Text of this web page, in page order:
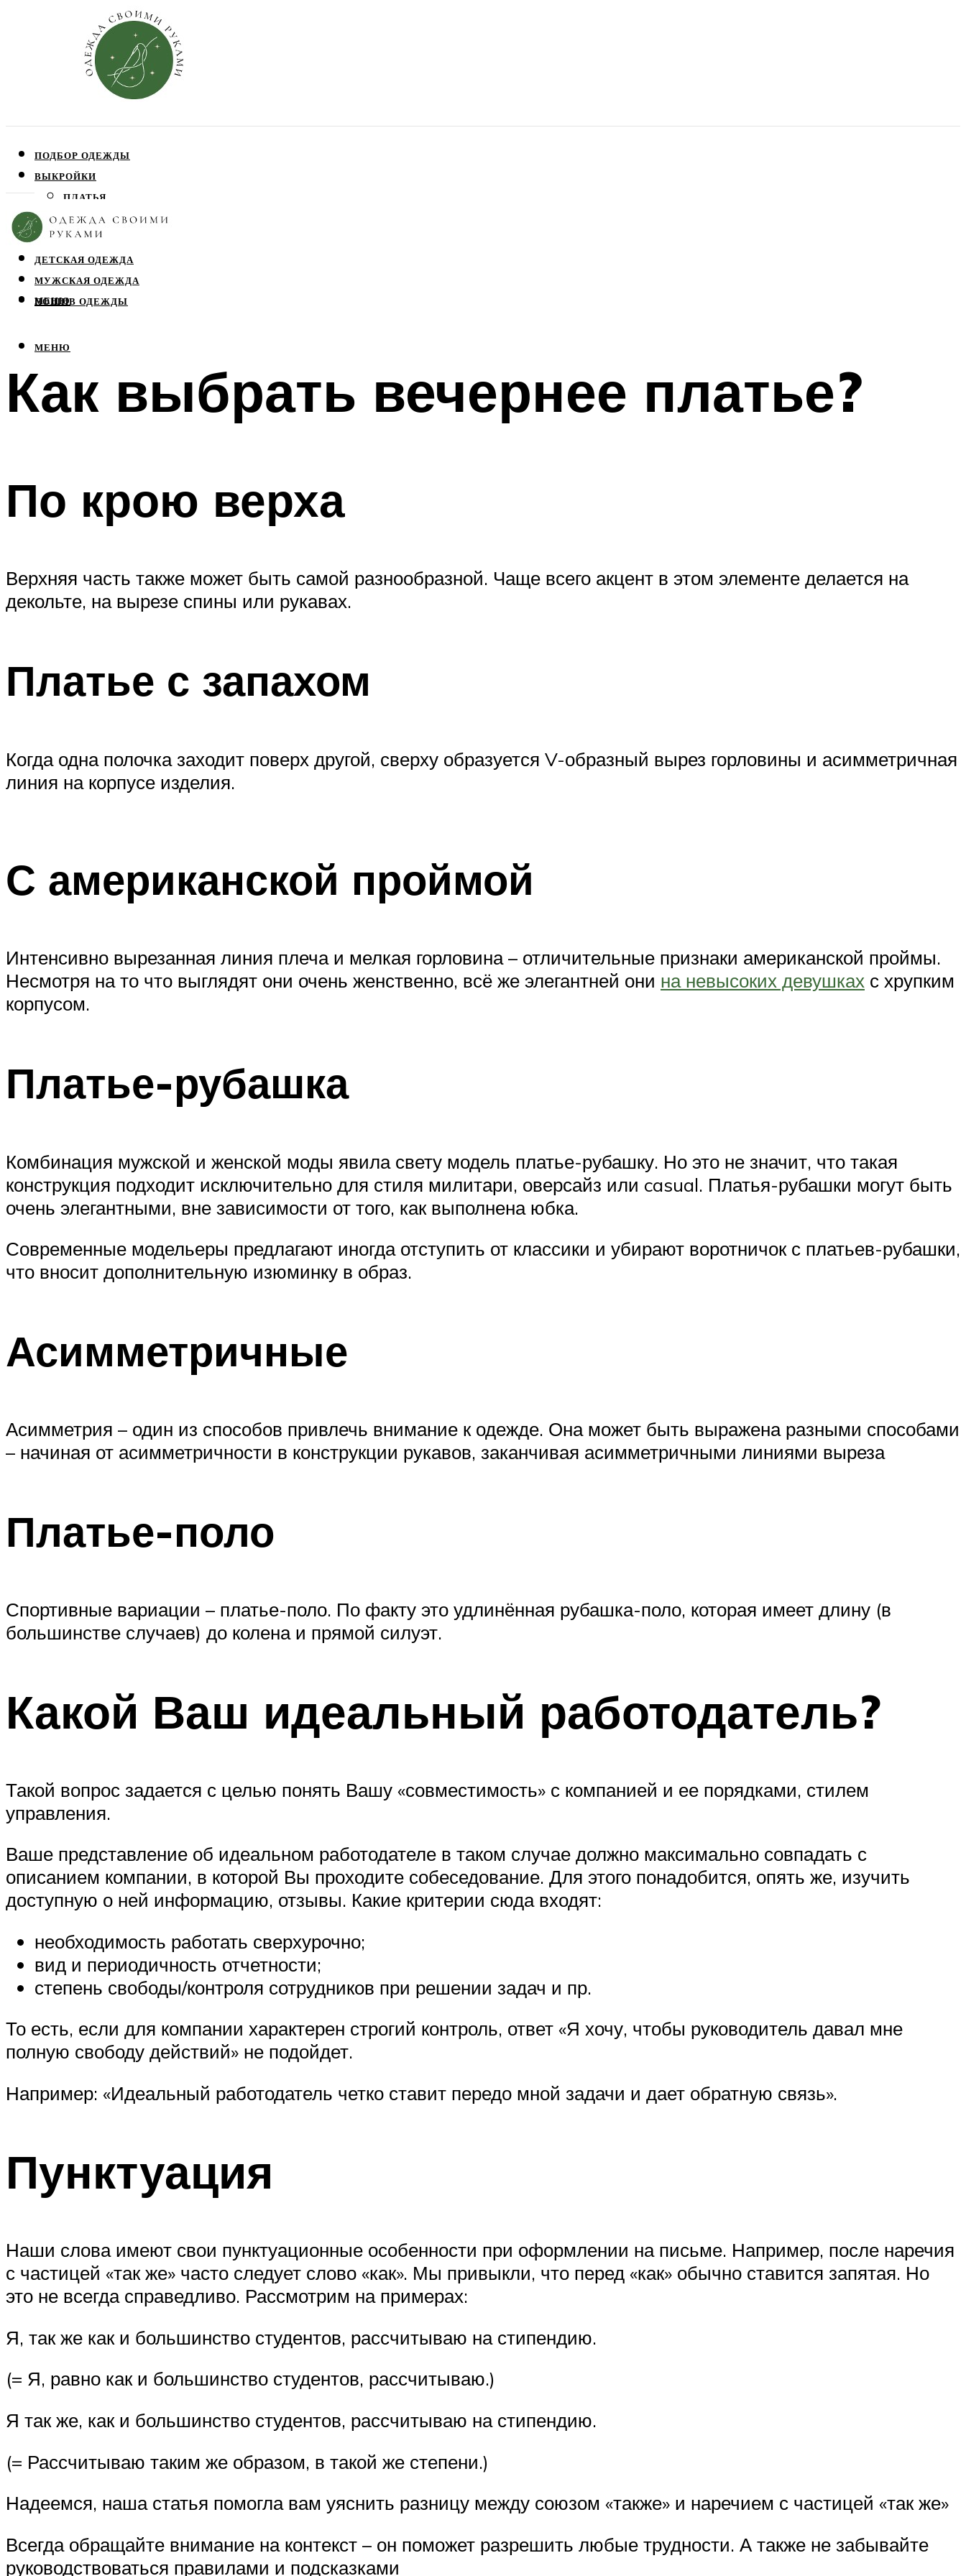
ПОДБОР ОДЕЖДЫ
ВЫКРОЙКИ
ПЛАТЬЯ
ЮБКИ
БЛУЗЫ
ДЕТСКАЯ ОДЕЖДА
МУЖСКАЯ ОДЕЖДА
ПОШИВ ОДЕЖДЫ
МЕНЮ
МЕНЮ
Как выбрать вечернее платье?
По крою верха
Верхняя часть также может быть самой разнообразной. Чаще всего акцент в этом элементе делается на
декольте, на вырезе спины или рукавах.
Платье с запахом
Когда одна полочка заходит поверх другой, сверху образуется V-образный вырез горловины и асимметричная
линия на корпусе изделия.
С американской проймой
Интенсивно вырезанная линия плеча и мелкая горловина – отличительные признаки американской проймы.
Несмотря на то что выглядят они очень женственно, всё же элегантней они на невысоких девушках с хрупким
корпусом.
Платье-рубашка
Комбинация мужской и женской моды явила свету модель платье-рубашку. Но это не значит, что такая
конструкция подходит исключительно для стиля милитари, оверсайз или casual. Платья-рубашки могут быть
очень элегантными, вне зависимости от того, как выполнена юбка.
Современные модельеры предлагают иногда отступить от классики и убирают воротничок с платьев-рубашки,
что вносит дополнительную изюминку в образ.
Асимметричные
Асимметрия – один из способов привлечь внимание к одежде. Она может быть выражена разными способами
– начиная от асимметричности в конструкции рукавов, заканчивая асимметричными линиями выреза
Платье-поло
Спортивные вариации – платье-поло. По факту это удлинённая рубашка-поло, которая имеет длину (в
большинстве случаев) до колена и прямой силуэт.
Какой Ваш идеальный работодатель?
Такой вопрос задается с целью понять Вашу «совместимость» с компанией и ее порядками, стилем
управления.
Ваше представление об идеальном работодателе в таком случае должно максимально совпадать с
описанием компании, в которой Вы проходите собеседование. Для этого понадобится, опять же, изучить
доступную о ней информацию, отзывы. Какие критерии сюда входят:
необходимость работать сверхурочно;
вид и периодичность отчетности;
степень свободы/контроля сотрудников при решении задач и пр.
То есть, если для компании характерен строгий контроль, ответ «Я хочу, чтобы руководитель давал мне
полную свободу действий» не подойдет.
Например: «Идеальный работодатель четко ставит передо мной задачи и дает обратную связь».
Пунктуация
Наши слова имеют свои пунктуационные особенности при оформлении на письме. Например, после наречия
с частицей «так же» часто следует слово «как». Мы привыкли, что перед «как» обычно ставится запятая. Но
это не всегда справедливо. Рассмотрим на примерах:
Я, так же как и большинство студентов, рассчитываю на стипендию.
(= Я, равно как и большинство студентов, рассчитываю.)
Я так же, как и большинство студентов, рассчитываю на стипендию.
(= Рассчитываю таким же образом, в такой же степени.)
Надеемся, наша статья помогла вам уяснить разницу между союзом «также» и наречием с частицей «так же»
Всегда обращайте внимание на контекст – он поможет разрешить любые трудности. А также не забывайте
руководствоваться правилами и подсказками